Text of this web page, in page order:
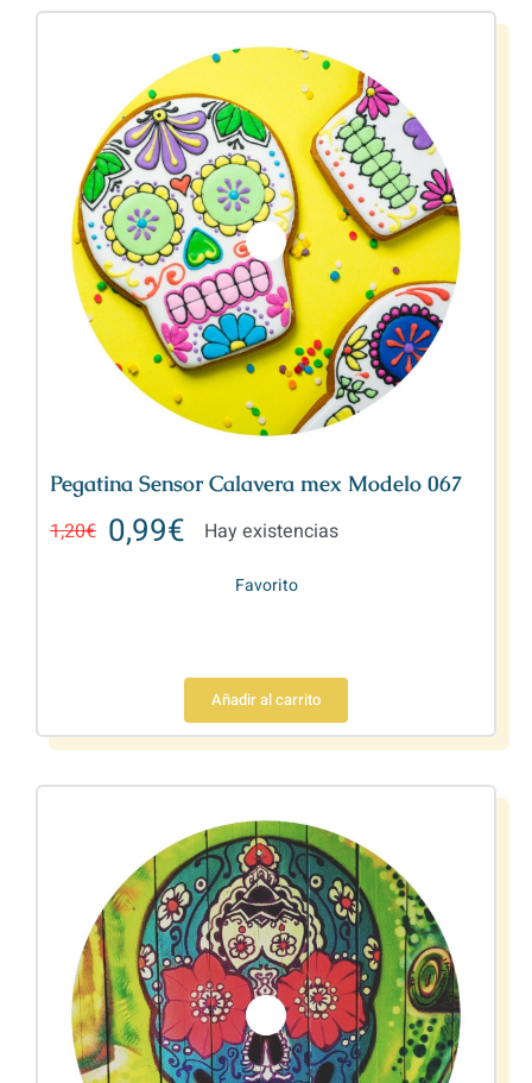
Pegatina Sensor Calavera mex Modelo 067
1,20€ 0,99€ Hay existencias
Favorito
Añadir al carrito